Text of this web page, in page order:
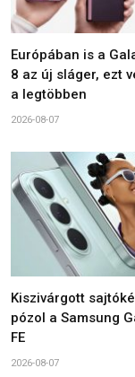
Európában is a
8 az új sláger, ezt
a legtöbben
2026-08-07
Kiszivárgott
pózol a Samsung
FE
2026-08-07